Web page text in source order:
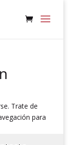
Trate de
para